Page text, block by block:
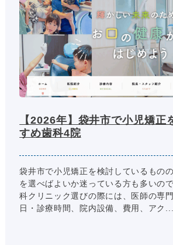
【2026年】袋井市で小児矯正
すめ歯科4院
袋井市で小児矯正を検討しているもの
を選べばよいか迷っている方も多いの
科クリニック選びの際には、医師の専
日・診療時間、院内設備、費用、アク...